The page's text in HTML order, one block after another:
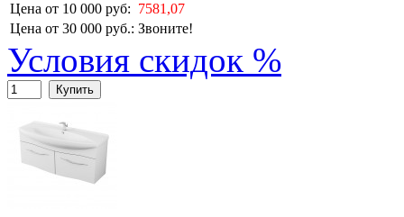
Цена от 10 000 руб: 7581,07
Цена от 30 000 руб.: Звоните!
Условия скидок %
Купить